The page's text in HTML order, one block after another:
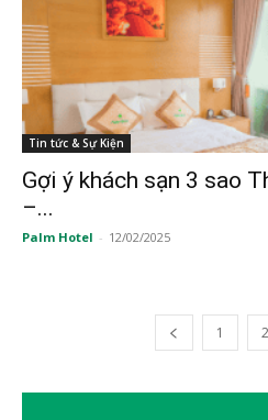
Tin tức & Sự Kiện
Gợi ý khách sạn 3 sao
–...
Palm Hotel - 12/02/2025
1 2